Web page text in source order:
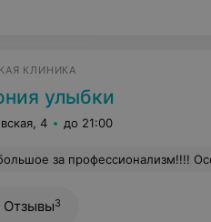
КЛИНИКА
улыбки
4 до 21:00
за профессионализм!!!! Особая благодарность
Отзывы3